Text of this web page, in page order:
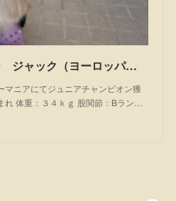
父犬 Jr.チャンピオン ジャック（ヨーロッパ輸入犬）
マニアにてジュニアチャンピオン獲
体重：３４ｋｇ 股関節：Bラン…